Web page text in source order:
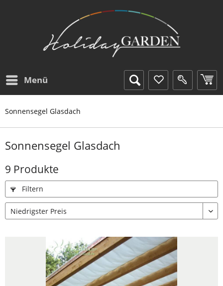
Menü
Sonnensegel Glasdach
Sonnensegel Glasdach
9 Produkte
Filtern